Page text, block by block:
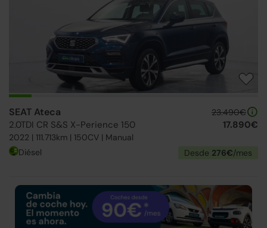
SEAT Ateca
2.0TDI CR S&S X-Perience 150
2022 | 111.713km | 150CV | Manual
23.490€
17.890€
Diésel Desde 276€/mes